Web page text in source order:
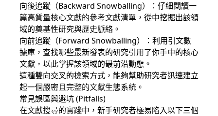
向後追蹤（Backward Snowballing）：仔細閱讀一
篇高質量核心文獻的參考文獻清單，從中挖掘出該領
域的奠基性研究與歷史脈絡。
向前追蹤（Forward Snowballing）：利用引文數
據庫，查找哪些最新發表的研究引用了你手中的核心
文獻，以此掌握該領域的最前沿動態。
這種雙向交叉的檢索方式，能夠幫助研究者迅速建立
起一個嚴密且完整的文獻生態系統。
常見誤區與避坑 (Pitfalls)
在文獻搜尋的實踐中，新手研究者極易陷入以下三個